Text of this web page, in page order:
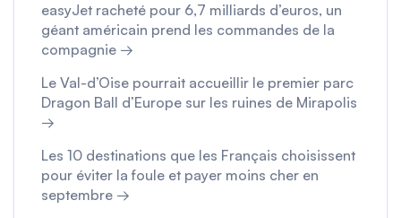
easyJet racheté pour 6,7 milliards d’euros, un
géant américain prend les commandes de la
compagnie →
Le Val-d’Oise pourrait accueillir le premier parc
Dragon Ball d’Europe sur les ruines de Mirapolis
→
Les 10 destinations que les Français choisissent
pour éviter la foule et payer moins cher en
septembre →